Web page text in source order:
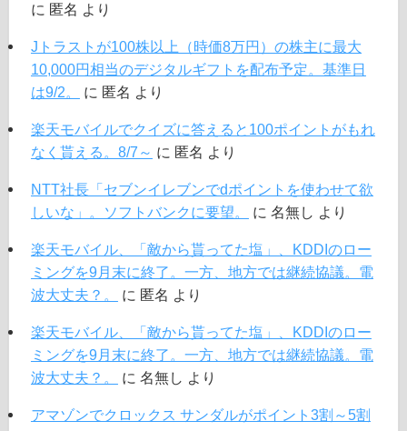
に 匿名 より
Jトラストが100株以上（時価8万円）の株主に最大
10,000円相当のデジタルギフトを配布予定。基準日
は9/2。
に 匿名 より
楽天モバイルでクイズに答えると100ポイントがもれ
なく貰える。8/7～ に 匿名 より
NTT社長「セブンイレブンでdポイントを使わせて欲
しいな」。ソフトバンクに要望。
に 名無し より
楽天モバイル、「敵から貰ってた塩」、KDDIのロー
ミングを9月末に終了。一方、地方では継続協議。電
波大丈夫？。
に 匿名 より
楽天モバイル、「敵から貰ってた塩」、KDDIのロー
ミングを9月末に終了。一方、地方では継続協議。電
波大丈夫？。
に 名無し より
アマゾンでクロックス サンダルがポイント3割～5割